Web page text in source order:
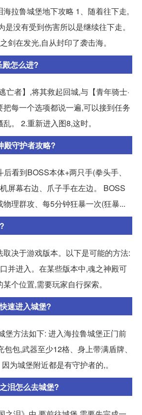
拉鲁城堡地下攻略 1、随着往下走,
是没有受到伤害所以是继续往下走。
剑在发光,自从封印了袭击海。
怎么进?
亡者】,将其救起回城,与【青年骑士·
每一个选项都说一遍,可以接到任务
。 2.重新进入图8,这时。
殿守护者攻略?
看到BOSS本体+两只手(拳头手、
屏幕右边、爪子手在左边。 BOSS
理群攻、每5分钟狂暴一次(狂暴...
决于游戏版本。以下是可能的方法:
并进入。在某些版本中,魂之神殿可
个位置,需要玩家自行探索。
速进入城堡?
堡方法如下: 进入海拉鲁城堡正门前
包,武器至少12格、身上带满盾牌、
为城堡附近都是有守护者的,。
泪怎么去城堡?